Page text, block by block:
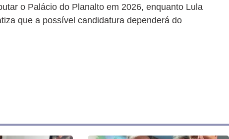
o Palácio do Planalto em 2026, enquanto Lula
que a possível candidatura dependerá do